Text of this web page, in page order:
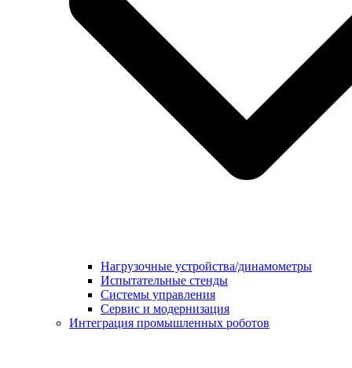
Нагрузочные устройства/динамометры
Испытательные стенды
Системы управления
Сервис и модернизация
Интеграция промышленных роботов